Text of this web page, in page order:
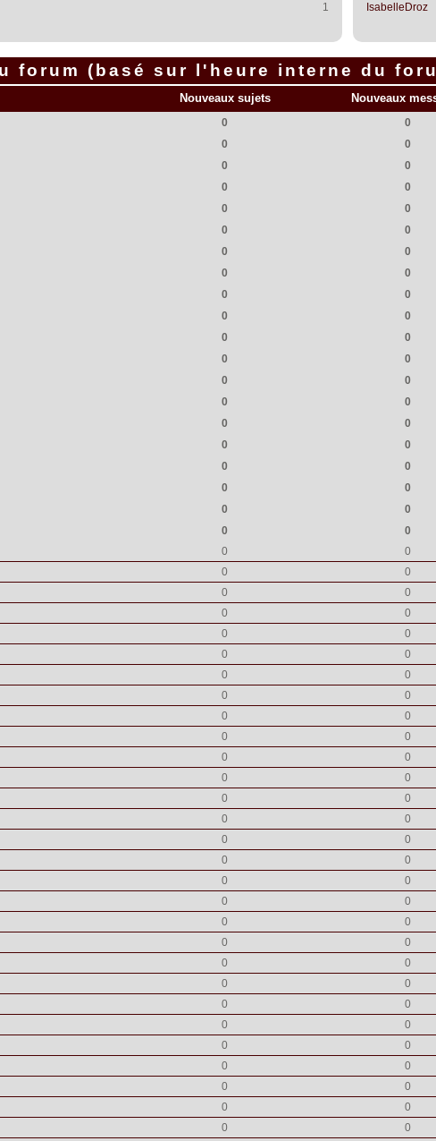
1
IsabelleDroz
forum (basé sur l'heure interne du
Nouveaux sujets Nouveaux
0 0
0 0
0 0
0 0
0 0
0 0
0 0
0 0
0 0
0 0
0 0
0 0
0 0
0 0
0 0
0 0
0 0
0 0
0 0
0 0
0 0
0 0
0 0
0 0
0 0
0 0
0 0
0 0
0 0
0 0
0 0
0 0
0 0
0 0
0 0
0 0
0 0
0 0
0 0
0 0
0 0
0 0
0 0
0 0
0 0
0 0
0 0
0 0
0 0